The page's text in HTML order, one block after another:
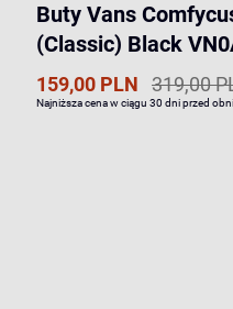
Buty Vans
(Classic) Black
159,00 PLN 319,00
Najniższa cena w ciągu 30 dni przed